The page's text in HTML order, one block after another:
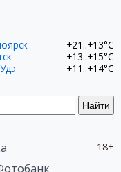
Найти
+21..+13°C
+13..+15°C
+11..+14°C
18+